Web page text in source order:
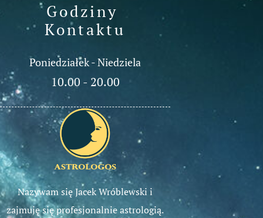
Godziny
Kontaktu
Poniedziałek - Niedziela
10.00 - 20.00
Nazywam się Jacek Wróblewski i
zajmuję się profesjonalnie astrologią.